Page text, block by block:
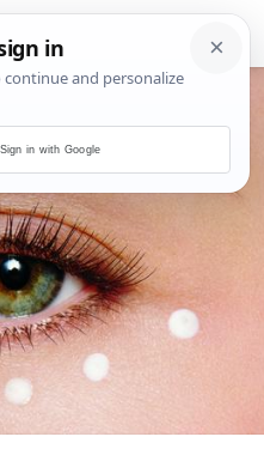
Sign in with Google